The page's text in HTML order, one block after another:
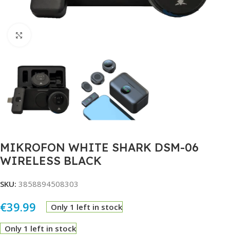
MIKROFON WHITE SHARK DSM-06
WIRELESS BLACK
SKU: 3858894508303
€39.99 Only 1 left in stock
Only 1 left in stock